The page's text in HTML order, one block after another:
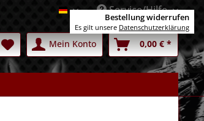
DeutschService/Hilfe
Mein Konto 0,00 € *
Bestellung widerrufen
Es gilt unsere Datenschutzerklärung